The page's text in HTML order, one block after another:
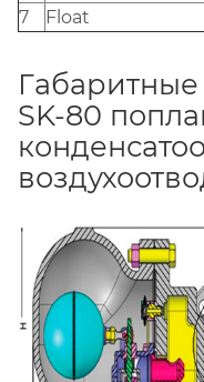
7
Float
SK-80